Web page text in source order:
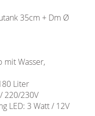
35cm + Dm Ø
mit Wasser,
Liter
220/230V
LED: 3 Watt / 12V